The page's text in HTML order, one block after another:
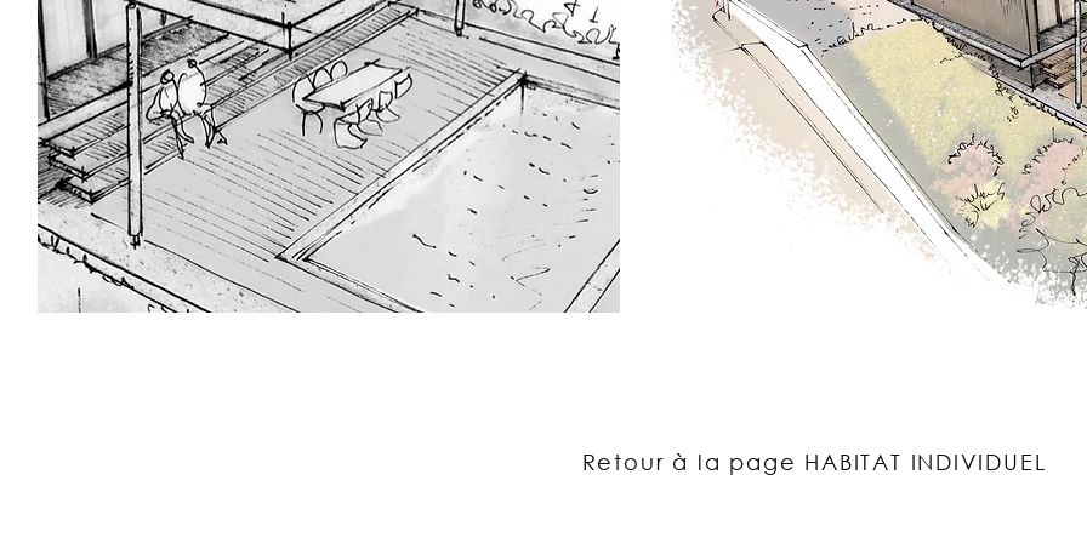
Retour à la page HABITAT INDIVIDUEL